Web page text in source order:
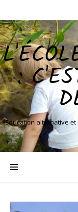
:
Education alternative